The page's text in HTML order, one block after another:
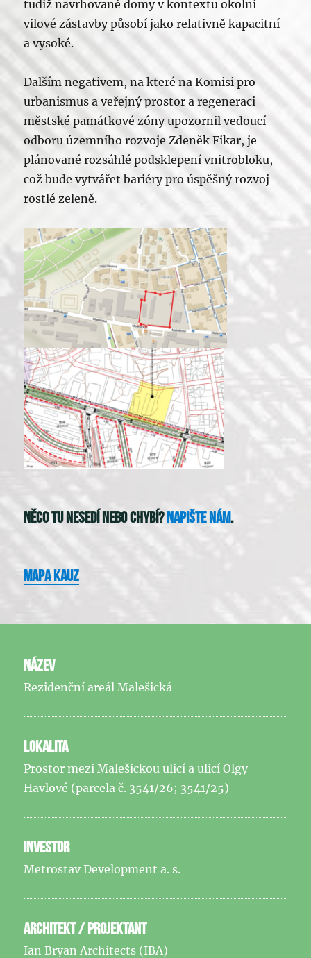
tudíž navrhované domy v kontextu okolní
vilové zástavby působí jako relativně kapacitní
a vysoké.
Dalším negativem, na které na Komisi pro
urbanismus a veřejný prostor a regeneraci
městské památkové zóny upozornil vedoucí
odboru územního rozvoje Zdeněk Fikar, je
plánované rozsáhlé podsklepení vnitrobloku,
což bude vytvářet bariéry pro úspěšný rozvoj
rostlé zeleně.
Něco tu nesedí nebo chybí?Napište nám.
Mapa kauz
NÁZEV
Rezidenční areál Malešická
LOKALITA
Prostor mezi Malešickou ulicí a ulicí Olgy
Havlové (parcela č. 3541/26; 3541/25)
INVESTOR
Metrostav Development a. s.
ARCHITEKT / PROJEKTANT
Ian Bryan Architects (IBA)